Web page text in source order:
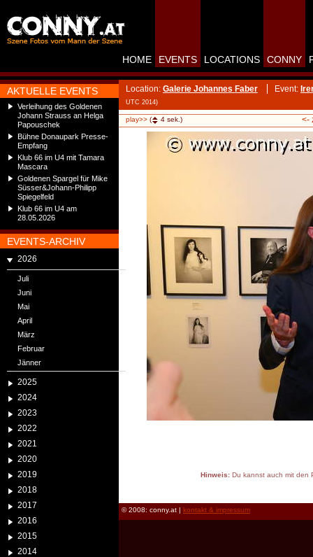
AKTUELLE EVENTS
Verleihung des Goldenen
Johann Strauss an Helga
Papouschek
Bühne Donaupark Presse-
Empfang
Klub 66 im U4 mit Tamara
Mascara
Goldenen Spargel für Mike
Süsser&Johann-Philipp
Spiegelfeld
Klub 66 im U4 am
28.05.2026
EVENTS-ARCHIV
2026
Juli
Juni
Mai
April
März
Februar
Jänner
2025
2024
2023
2022
2021
2020
2019
2018
2017
2016
2015
2014
HOME EVENTS LOCATIONS CONNY
Location: Galerie Johannes Faber Event:
UTC 2014)
play>> ( 4 sek.) <-
Hinweis:Du kannst auch mit den
© 2008: conny.at | kontakt & impressum